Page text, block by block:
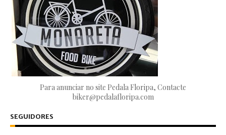
Para anunciar no site Pedala Floripa, Contacte
biker@pedalafloripa.com
SEGUIDORES